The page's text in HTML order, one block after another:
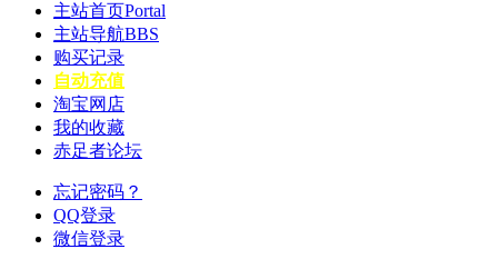
主站首页Portal
主站导航BBS
购买记录
自动充值
淘宝网店
我的收藏
赤足者论坛
忘记密码？
QQ登录
微信登录